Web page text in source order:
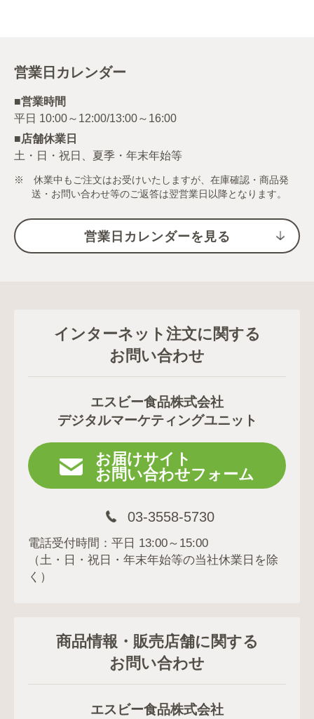
営業日カレンダー
■営業時間
■店舗休業日
土・日・祝日、夏季・年末年始等
※ 休業中もご注文はお受けいたしますが、在庫確認・商品発
送・お問い合わせ等のご返答は翌営業日以降となります。
営業日カレンダーを見る
インターネット注文に関する
お問い合わせ
エスビー食品株式会社
デジタルマーケティングユニット
お届けサイト
お問い合わせフォーム
03-3558-5730
電話受付時間：平日 13:00～15:00
（土・日・祝日・年末年始等の当社休業日を除
く）
商品情報・販売店舗に関する
お問い合わせ
エスビー食品株式会社